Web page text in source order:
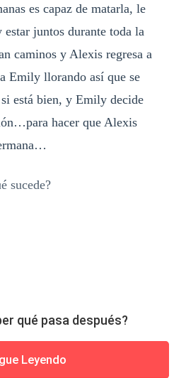
es capaz de matarla, le
juntos durante toda la
caminos y Alexis regresa a
Emily llorando así que se
está bien, y Emily decide
hacer que Alexis
sucede?
qué pasa después?
Leyendo